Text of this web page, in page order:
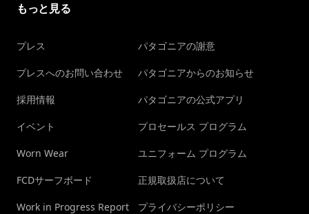
もっと見る
プレス
プレスへのお問い合わせ
採用情報
イベント
Worn Wear
FCDサーフボード
Work in Progress Report
パタゴニアの謝意
パタゴニアからのお知らせ
パタゴニアの公式アプリ
プロセールス プログラム
ユニフォーム プログラム
正規取扱店について
プライバシーポリシー